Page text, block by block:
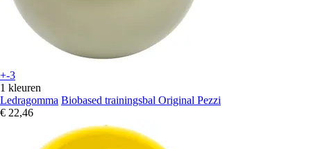
+-3
1 kleuren
Ledragomma Biobased trainingsbal Original Pezzi
€ 22,46